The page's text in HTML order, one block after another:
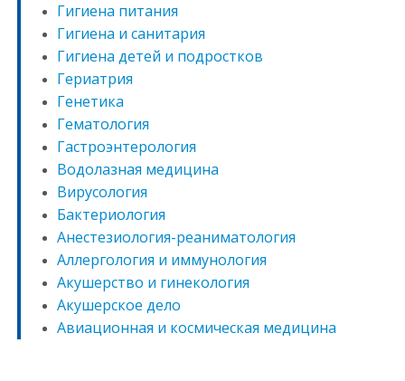
Гигиена питания
Гигиена и санитария
Гигиена детей и подростков
Гериатрия
Генетика
Гематология
Гастроэнтерология
Водолазная медицина
Вирусология
Бактериология
Анестезиология-реаниматология
Аллергология и иммунология
Акушерство и гинекология
Акушерское дело
Авиационная и космическая медицина